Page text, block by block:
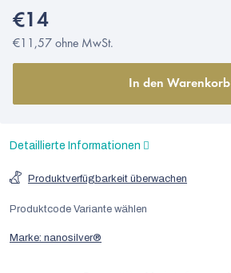
€14
€11,57 ohne MwSt.
In den Warenkorb
Detaillierte Informationen
Marke: nanosilver®
Produktverfügbarkeit überwachen
Produktcode Variante wählen